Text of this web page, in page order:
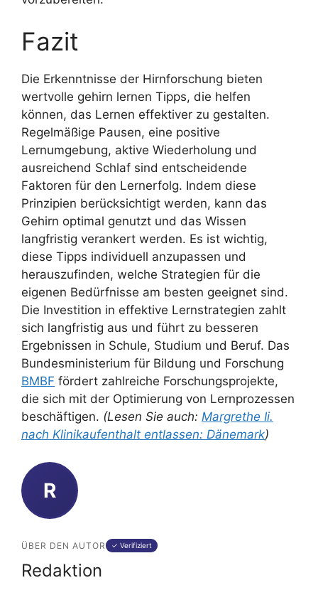
Fazit
Die Erkenntnisse der Hirnforschung bieten
wertvolle gehirn lernen Tipps, die helfen
können, das Lernen effektiver zu gestalten.
Regelmäßige Pausen, eine positive
Lernumgebung, aktive Wiederholung und
ausreichend Schlaf sind entscheidende
Faktoren für den Lernerfolg. Indem diese
Prinzipien berücksichtigt werden, kann das
Gehirn optimal genutzt und das Wissen
langfristig verankert werden. Es ist wichtig,
diese Tipps individuell anzupassen und
herauszufinden, welche Strategien für die
eigenen Bedürfnisse am besten geeignet sind.
Die Investition in effektive Lernstrategien zahlt
sich langfristig aus und führt zu besseren
Ergebnissen in Schule, Studium und Beruf. Das
Bundesministerium für Bildung und Forschung
BMBF fördert zahlreiche Forschungsprojekte,
die sich mit der Optimierung von Lernprozessen
beschäftigen. (Lesen Sie auch: Margrethe Ii.
nach Klinikaufenthalt entlassen: Dänemark)
R
ÜBER DEN AUTOR ✓ Verifiziert
Redaktion